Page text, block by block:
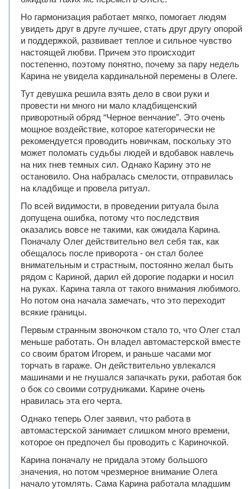
Но гармонизация работает мягко, помогает людям
увидеть друг в друге лучшее, стать друг другу опорой
и поддержкой, развивает теплое и сильное чувство
настоящей любви. Причем это происходит
постепенно, поэтому понятно, почему за пару недель
Карина не увидела кардинальной перемены в Олеге.
Тут девушка решила взять дело в свои руки и
провести ни много ни мало кладбищенский
приворотный обряд “Черное венчание”. Это очень
мощное воздействие, которое категорически не
рекомендуется проводить новичкам, поскольку это
может поломать судьбы людей и вдобавок навлечь
на них гнев темных сил. Однако Карину это не
остановило. Она набралась смелости, отправилась
на кладбище и провела ритуал.
По всей видимости, в проведении ритуала была
допущена ошибка, потому что последствия
оказались вовсе не такими, как ожидала Карина.
Поначалу Олег действительно вел себя так, как
обещалось после приворота - он стал более
внимательным и страстным, постоянно желал быть
рядом с Кариной, дарил ей дорогие подарки и носил
на руках. Карина таяла от такого внимания любимого.
Но потом она начала замечать, что это переходит
всякие границы.
Первым странным звоночком стало то, что Олег стал
меньше работать. Он владел автомастерской вместе
со своим братом Игорем, и раньше часами мог
торчать в гараже. Он действительно увлекался
машинами и не гнушался запачкать руки, работая бок
о бок со своими сотрудниками. Карине очень
нравилась эта его черта.
Однако теперь Олег заявил, что работа в
автомастерской занимает слишком много времени,
которое он предпочел бы проводить с Кариночкой.
Карина поначалу не придала этому большого
значения, но потом чрезмерное внимание Олега
начало утомлять. Сама Карина работала младшим